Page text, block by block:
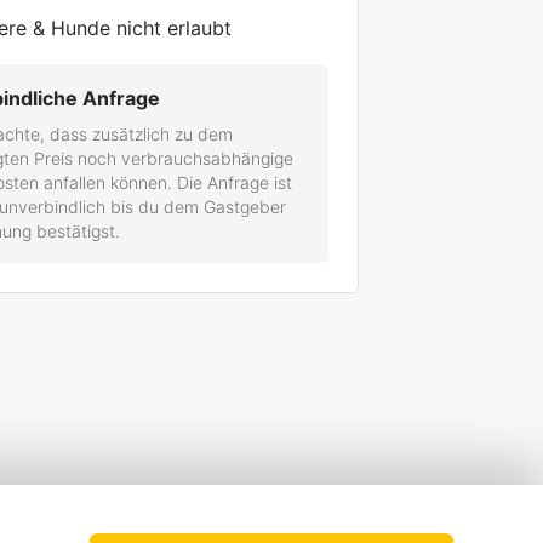
& Hunde nicht erlaubt
Anfrage
dass zusätzlich zu dem
Preis noch verbrauchsabhängige
anfallen können. Die Anfrage ist
bis du dem Gastgeber
bestätigst.